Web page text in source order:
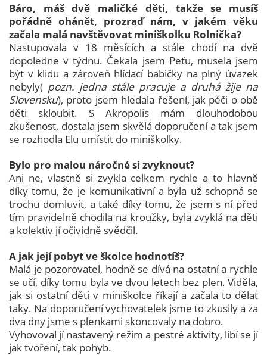
Báro, máš dvě maličké děti, takže se musíš
pořádně ohánět, prozraď nám, v jakém věku
začala malá navštěvovat miniškolku Rolnička?
Nastupovala v 18 měsících a stále chodí na dvě
dopoledne v týdnu. Čekala jsem Peťu, musela jsem
být v klidu a zároveň hlídací babičky na plný úvazek
nebyly( pozn. jedna stále pracuje a druhá žije na
Slovensku), proto jsem hledala řešení, jak péči o obě
děti skloubit. S Akropolis mám dlouhodobou
zkušenost, dostala jsem skvělá doporučení a tak jsem
se rozhodla Elu umístit do miniškolky.
Bylo pro malou náročné si zvyknout?
Ani ne, vlastně si zvykla celkem rychle a to hlavně
díky tomu, že je komunikativní a byla už schopná se
trochu domluvit, a také díky tomu, že jsem s ní před
tím pravidelně chodila na kroužky, byla zvyklá na děti
a kolektiv jí očividně svědčil.
A jak její pobyt ve školce hodnotíš?
Malá je pozorovatel, hodně se dívá na ostatní a rychle
se učí, díky tomu byla ve dvou letech bez plen. Viděla,
jak si ostatní děti v miniškolce říkají a začala to dělat
taky. Na doporučení vychovatelek jsme to zkusily a za
dva dny jsme s plenkami skoncovaly na dobro.
Vyhovoval jí nastavený režim a pestré aktivity, líbí se jí
jak tvoření, tak pohyb.